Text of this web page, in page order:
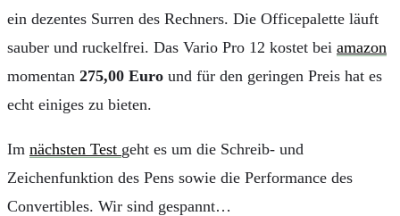
ein dezentes Surren des Rechners. Die Officepalette läuft
sauber und ruckelfrei. Das Vario Pro 12 kostet bei amazon
momentan 275,00 Euro und für den geringen Preis hat es
echt einiges zu bieten.
Im nächsten Test geht es um die Schreib- und
Zeichenfunktion des Pens sowie die Performance des
Convertibles. Wir sind gespannt…